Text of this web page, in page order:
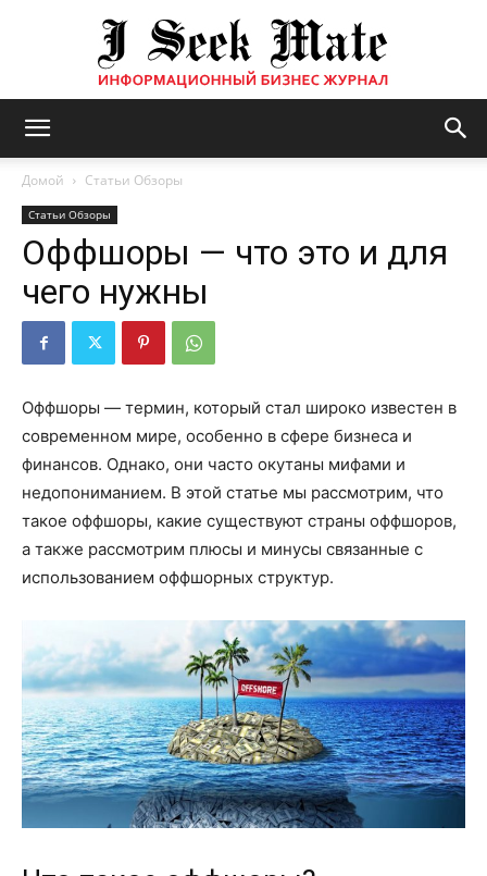
журнал
ISM
Домой Статьи Обзоры
Статьи Обзоры
Оффшоры — что это и для
чего нужны
Оффшоры — термин, который стал широко известен в
современном мире, особенно в сфере бизнеса и
финансов. Однако, они часто окутаны мифами и
недопониманием. В этой статье мы рассмотрим, что
такое оффшоры, какие существуют страны оффшоров,
а также рассмотрим плюсы и минусы связанные с
использованием оффшорных структур.